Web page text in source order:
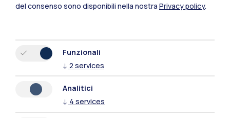
Polimi Community
del consenso sono disponibili nella nostra Privacy policy.
Funzionali
↓ 2 services
Analitici
↓ 4 services